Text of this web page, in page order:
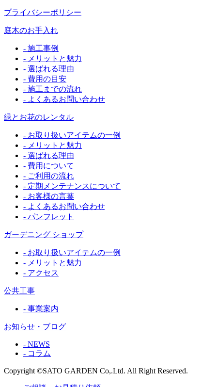
プライバシーポリシー
庭木のお手入れ
- 施工事例
- メリットと魅力
- 選ばれる理由
- 費用の目安
- 施工までの流れ
- よくあるお問い合わせ
緑とお花のレンタル
- お取り扱いアイテムの一例
- メリットと魅力
- 選ばれる理由
- 費用について
- ご利用の流れ
- 定期メンテナンスについて
- お客様の言葉
- よくあるお問い合わせ
- パンフレット
ガーデニング ショップ
- お取り扱いアイテムの一例
- メリットと魅力
- アクセス
公共工事
- 事業案内
お知らせ・ブログ
- NEWS
- コラム
Copyright ©SATO GARDEN Co,.Ltd. All Right Reserved.